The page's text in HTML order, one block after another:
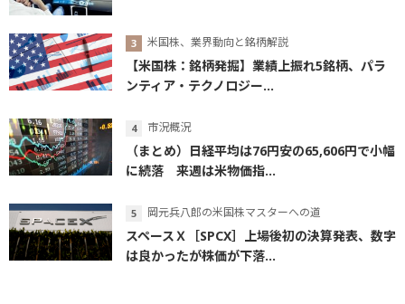
米国株、業界動向と銘柄解説
【米国株：銘柄発掘】業績上振れ5銘柄、パラ
ンティア・テクノロジー...
市況概況
（まとめ）日経平均は76円安の65,606円で小幅
に続落 来週は米物価指...
岡元兵八郎の米国株マスターへの道
スペースＸ［SPCX］上場後初の決算発表、数字
は良かったが株価が下落...